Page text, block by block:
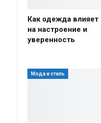
Как одежда влияет
на настроение и
уверенность
Мода и стиль